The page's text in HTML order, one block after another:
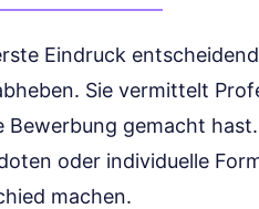
Eindruck
Sie vermittelt
Bewerbung gemacht
oder individuelle
machen.